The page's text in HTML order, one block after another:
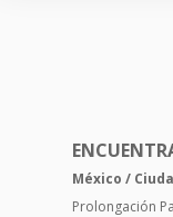
México /
Prolongación